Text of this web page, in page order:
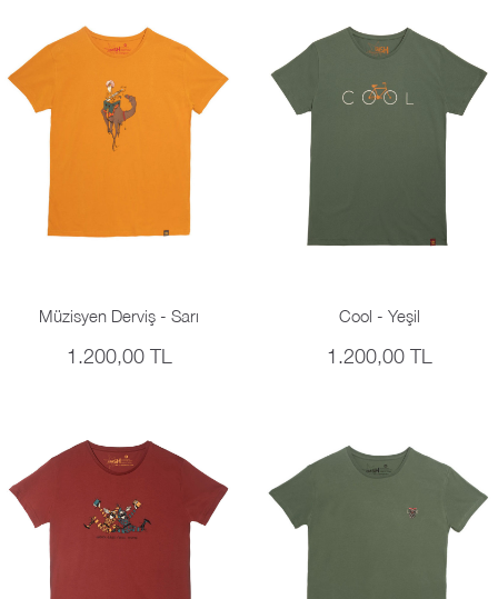
Müzisyen Derviş - Sarı
1.200,00 TL
Cool - Yeşil
1.200,00 TL